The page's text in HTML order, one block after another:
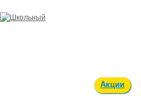
Акции